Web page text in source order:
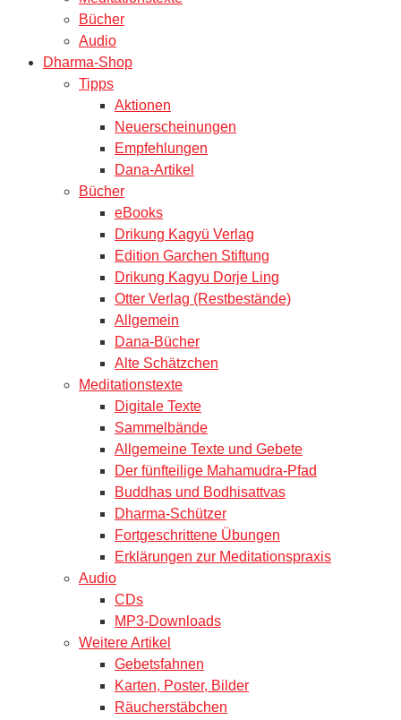
Bücher
Audio
Dharma-Shop
Tipps
Aktionen
Neuerscheinungen
Empfehlungen
Dana-Artikel
Bücher
eBooks
Drikung Kagyü Verlag
Edition Garchen Stiftung
Drikung Kagyu Dorje Ling
Otter Verlag (Restbestände)
Allgemein
Dana-Bücher
Alte Schätzchen
Meditationstexte
Digitale Texte
Sammelbände
Allgemeine Texte und Gebete
Der fünfteilige Mahamudra-Pfad
Buddhas und Bodhisattvas
Dharma-Schützer
Fortgeschrittene Übungen
Erklärungen zur Meditationspraxis
Audio
CDs
MP3-Downloads
Weitere Artikel
Gebetsfahnen
Karten, Poster, Bilder
Räucherstäbchen